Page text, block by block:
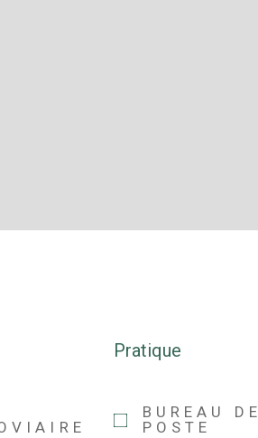
Pratique
BUREAU DE
POSTE